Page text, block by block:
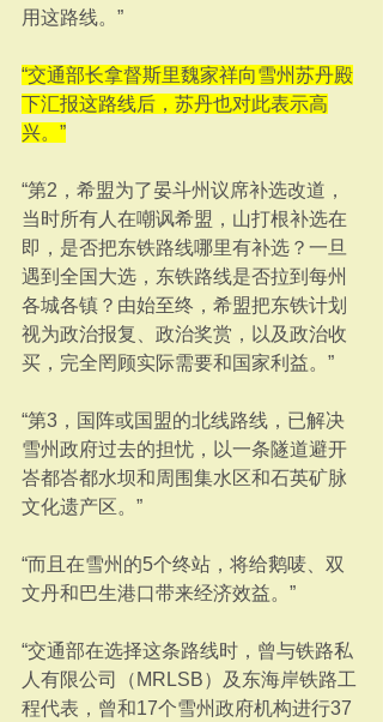
用这路线。”
“交通部长拿督斯里魏家祥向雪州苏丹殿
下汇报这路线后，苏丹也对此表示高
兴。”
“第2，希盟为了晏斗州议席补选改道，
当时所有人在嘲讽希盟，山打根补选在
即，是否把东铁路线哪里有补选？一旦
遇到全国大选，东铁路线是否拉到每州
各城各镇？由始至终，希盟把东铁计划
视为政治报复、政治奖赏，以及政治收
买，完全罔顾实际需要和国家利益。”
“第3，国阵或国盟的北线路线，已解决
雪州政府过去的担忧，以一条隧道避开
峇都峇都水坝和周围集水区和石英矿脉
文化遗产区。”
“而且在雪州的5个终站，将给鹅唛、双
文丹和巴生港口带来经济效益。”
“交通部在选择这条路线时，曾与铁路私
人有限公司（MRLSB）及东海岸铁路工
程代表，曾和17个雪州政府机构进行37